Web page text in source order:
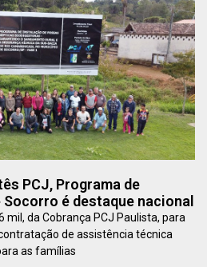
PCJ, Programa de
é destaque nacional
mil, da Cobrança PCJ Paulista, para
de assistência técnica
as famílias